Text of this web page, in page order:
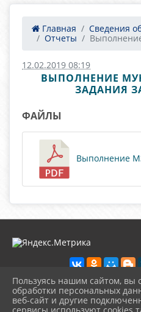
Главная
Сведения
Отчеты
12.02.2019 08:19
ВЫПОЛНЕНИЕ
ЗАДАНИЯ
ФАЙЛЫ
Выполнение
2026 г. selezbibl.ru
Пользуясь нашим сайтом, вы
обработки персональных
веб-сайт и другие